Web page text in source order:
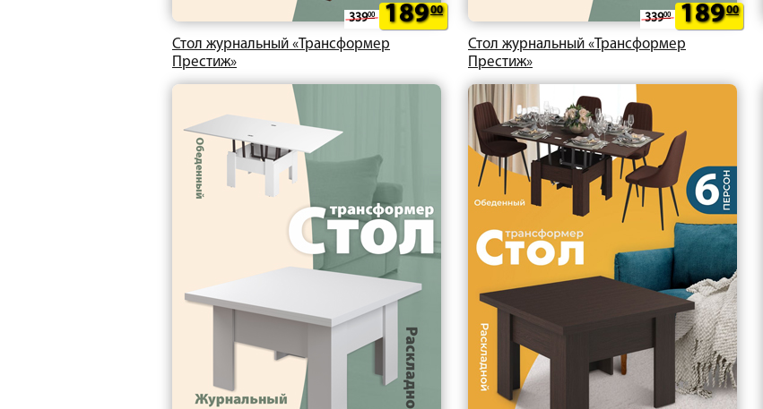
Стол журнальный «Трансформер
Престиж»
33900 18900
Стол журнальный «Трансформер
Престиж»
33900 18900